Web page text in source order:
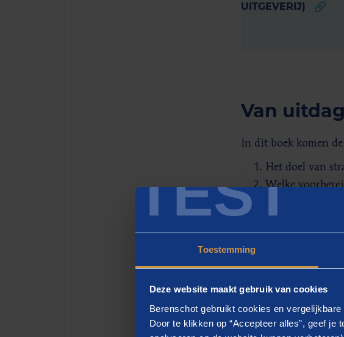
TEST
Toestemming
Deze website maakt gebruik van cookies
Berenschot gebruikt cookies en
Door te klikken op “Accepteer alles”, geef
UITGEVERIJ)
Van
In dit boek komen
Het doel van
Welke